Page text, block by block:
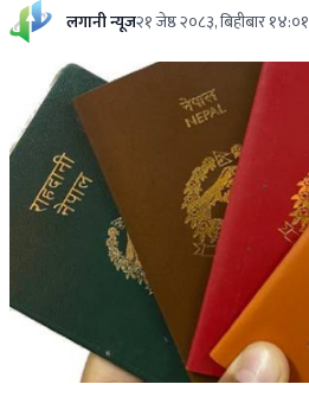
लगानी न्यूज२१ जेष्ठ २०८३, बिहीबार १४:०१